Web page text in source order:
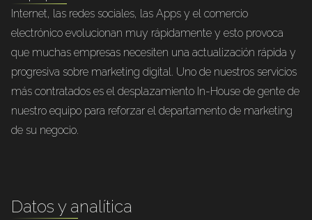
Internet, las redes sociales, las Apps y el comercio
electrónico evolucionan muy rápidamente y esto provoca
que muchas empresas necesiten una actualización rápida y
progresiva sobre marketing digital. Uno de nuestros servicios
más contratados es el desplazamiento In-House de gente de
nuestro equipo para reforzar el departamento de marketing
de su negocio.
Datos y analítica